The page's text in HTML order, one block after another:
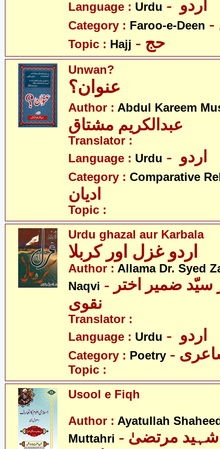
Language : Urdu
Category : Faroo-e-Deen
Topic : Hajj - حج
Unwan?
عنوان؟
Author : Abdul Kareem
عبدالکریم مشتاق
Translator :
Language : Urdu
Category : Comparative
ادیان
Topic :
Urdu ghazal aur Karbala
اردو غزل اور کربلا
Author : Allama Dr. Syed
Naqvi - علامہ ڈاکٹر سیّد ضمیر اختر
نقوی
Translator :
Language : Urdu
Category : Poetry
Topic :
Usool e Fiqh
Author : Ayatullah
Muttahri - آیت اللہ شہید مرتضیٰ